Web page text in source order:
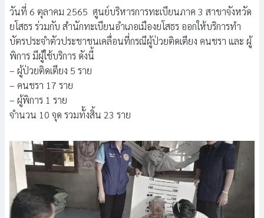
วันที่ 6 ตุลาคม 2565 ศูนย์บริหารการทะเบียนภาค 3 สาขาจังหวัด
ยโสธร ร่วมกับ สำนักทะเบียนอำเภอเมืองยโสธร ออกให้บริการทำ
บัตรประจำตัวประชาชนเคลื่อนที่กรณีผู้ป่วยติดเตียง คนชรา และ ผู้
พิการ มีผู้ใช้บริการ ดังนี้
– ผู้ป่วยติดเตียง 5 ราย
– คนชรา 17 ราย
– ผู้พิการ 1 ราย
จำนวน 10 จุด รวมทั้งสิ้น 23 ราย